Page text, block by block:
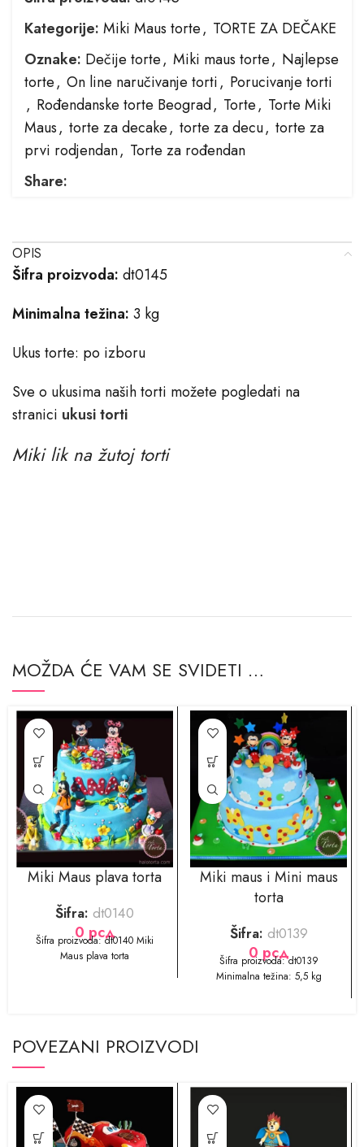
Kategorije: Miki Maus torte, TORTE ZA DEČAKE
Oznake: Dečije torte, Miki maus torte, Najlepse
torte, On line naručivanje torti, Porucivanje torti
, Rođendanske torte Beograd, Torte, Torte Miki
Maus, torte za decake, torte za decu, torte za
prvi rodjendan, Torte za rođendan
Share:
OPIS
Šifra proizvoda: dt0145
Minimalna težina: 3 kg
Ukus torte: po izboru
Sve o ukusima naših torti možete pogledati na
stranici ukusi torti
Miki lik na žutoj torti
MOŽDA ĆE VAM SE SVIDETI …
Miki Maus plava torta
Šifra: dt0140
0 рсд
​​​​Šifra proizvoda: dt0140 Miki
Maus plava torta
Miki maus i Mini maus
torta
Šifra: dt0139
0 рсд
​Šifra proizvoda: dt0139
Minimalna težina: 5,5 kg
POVEZANI PROIZVODI